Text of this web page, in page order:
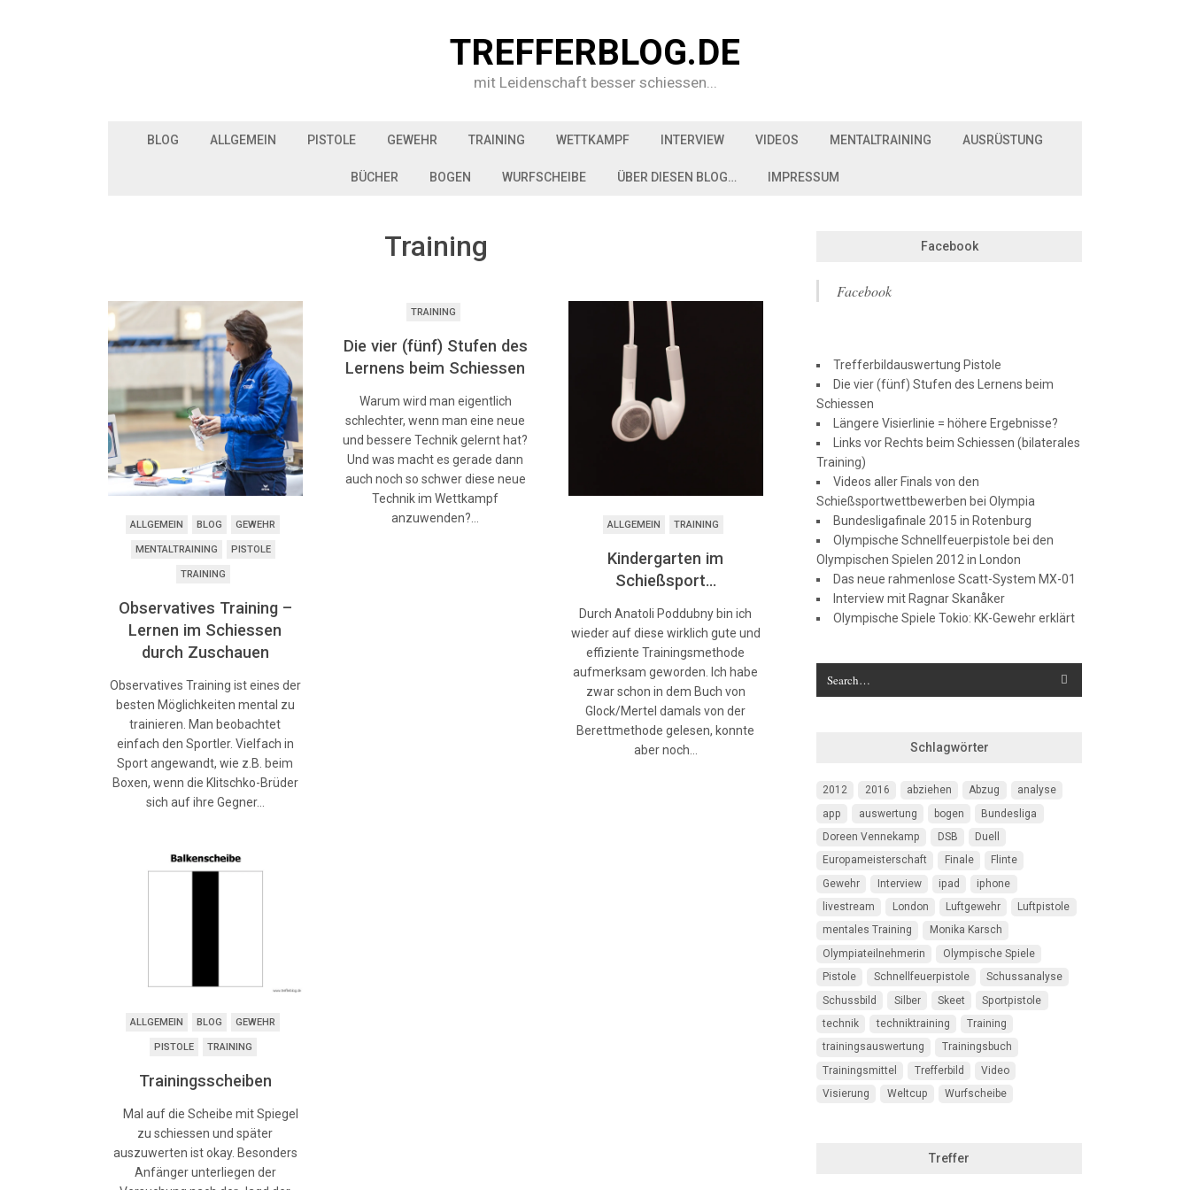
TREFFERBLOG.DE
mit Leidenschaft besser schiessen...
BLOG ALLGEMEIN PISTOLE GEWEHR TRAINING WETTKAMPF INTERVIEW VIDEOS MENTALTRAINING AUSRÜSTUNG
BÜCHER BOGEN WURFSCHEIBE ÜBER DIESEN BLOG… IMPRESSUM
Training
ALLGEMEIN BLOG GEWEHR
MENTALTRAINING PISTOLE
TRAINING
Observatives Training –
Lernen im Schiessen
durch Zuschauen
Observatives Training ist eines der
besten Möglichkeiten mental zu
trainieren. Man beobachtet
einfach den Sportler. Vielfach in
Sport angewandt, wie z.B. beim
Boxen, wenn die Klitschko-Brüder
sich auf ihre Gegner…
TRAINING
Die vier (fünf) Stufen des
Lernens beim Schiessen
Warum wird man eigentlich
schlechter, wenn man eine neue
und bessere Technik gelernt hat?
Und was macht es gerade dann
auch noch so schwer diese neue
Technik im Wettkampf
anzuwenden?…
ALLGEMEIN TRAINING
Kindergarten im
Schießsport…
Durch Anatoli Poddubny bin ich
wieder auf diese wirklich gute und
effiziente Trainingsmethode
aufmerksam geworden. Ich habe
zwar schon in dem Buch von
Glock/Mertel damals von der
Berettmethode gelesen, konnte
aber noch…
ALLGEMEIN BLOG GEWEHR
PISTOLE TRAINING
Trainingsscheiben
Mal auf die Scheibe mit Spiegel
zu schiessen und später
auszuwerten ist okay. Besonders
Anfänger unterliegen der
Facebook
Facebook
Trefferbildauswertung Pistole
Die vier (fünf) Stufen des Lernens beim
Schiessen
Längere Visierlinie = höhere Ergebnisse?
Links vor Rechts beim Schiessen (bilaterales
Training)
Videos aller Finals von den
Schießsportwettbewerben bei Olympia
Bundesligafinale 2015 in Rotenburg
Olympische Schnellfeuerpistole bei den
Olympischen Spielen 2012 in London
Das neue rahmenlose Scatt-System MX-01
Interview mit Ragnar Skanåker
Olympische Spiele Tokio: KK-Gewehr erklärt
Schlagwörter
2012 2016 abziehen Abzug
analyse
app
auswertung bogen
Bundesliga
Doreen Vennekamp
DSB
Duell
Europameisterschaft
Finale
Flinte
Gewehr
Interview ipad
iphone
livestream
London Luftgewehr
Luftpistole
mentales Training
Monika Karsch
Olympiateilnehmerin
Olympische Spiele
Pistole
Schnellfeuerpistole
Schussanalyse
Schussbild
Silber Skeet
Sportpistole
technik
techniktraining
Training
trainingsauswertung
Trainingsbuch
Trainingsmittel
Trefferbild
Video
Visierung
Weltcup Wurfscheibe
Treffer